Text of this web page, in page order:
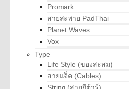
Promark
สายสะพาย PadThai
Planet Waves
Vox
Type
Life Style (ของสะสม)
สายแจ็ค (Cables)
String (สายกีต้าร์)